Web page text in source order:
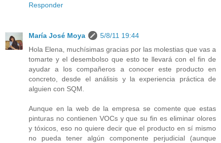
Responder
María José Moya
5/8/11 19:44
Hola Elena, muchísimas gracias por las molestias que vas a
tomarte y el desembolso que esto te llevará con el fin de
ayudar a los compañeros a conocer este producto en
concreto, desde el análisis y la experiencia práctica de
alguien con SQM.
Aunque en la web de la empresa se comente que estas
pinturas no contienen VOCs y que su fin es eliminar olores
y tóxicos, eso no quiere decir que el producto en sí mismo
no pueda tener algún componente perjudicial (aunque